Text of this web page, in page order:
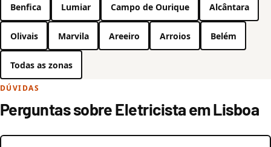
Benfica Lumiar Campo de Ourique Alcântara
Olivais Marvila Areeiro Arroios Belém
Todas as zonas
DÚVIDAS
Perguntas sobre Eletricista em Lisboa